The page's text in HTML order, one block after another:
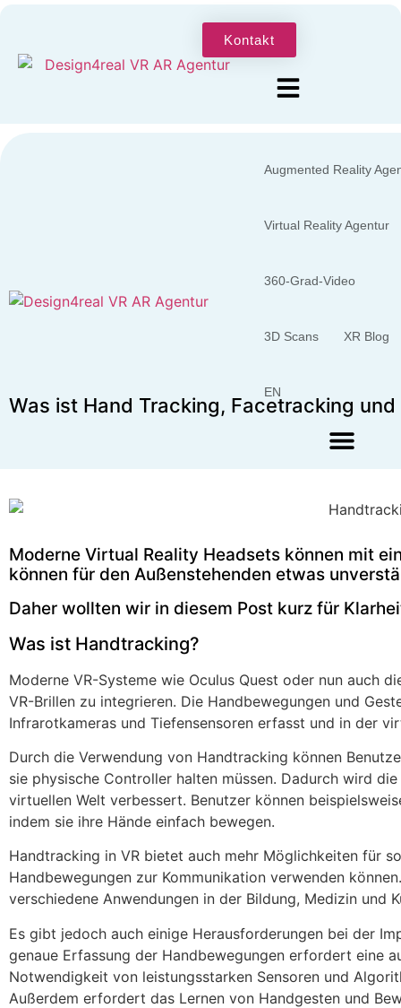
Kontakt
Augmented Reality
Virtual Reality Agentur
360-Grad-Video
3D Scans XR Blog
EN
Was ist Hand Tracking, Facetracking
Moderne Virtual Reality Headsets können mit
können für den Außenstehenden etwas
Daher wollten wir in diesem Post kurz für
Was ist Handtracking?
Moderne VR-Systeme wie Oculus Quest oder nun auch
VR-Brillen zu integrieren. Die Handbewegungen und
Infrarotkameras und Tiefensensoren erfasst und in der
Durch die Verwendung von Handtracking können
sie physische Controller halten müssen. Dadurch wird
virtuellen Welt verbessert. Benutzer können
indem sie ihre Hände einfach bewegen.
Handtracking in VR bietet auch mehr Möglichkeiten für
Handbewegungen zur Kommunikation verwenden
verschiedene Anwendungen in der Bildung, Medizin und
Es gibt jedoch auch einige Herausforderungen bei der
genaue Erfassung der Handbewegungen erfordert eine
Notwendigkeit von leistungsstarken Sensoren und
Außerdem erfordert das Lernen von Handgesten und